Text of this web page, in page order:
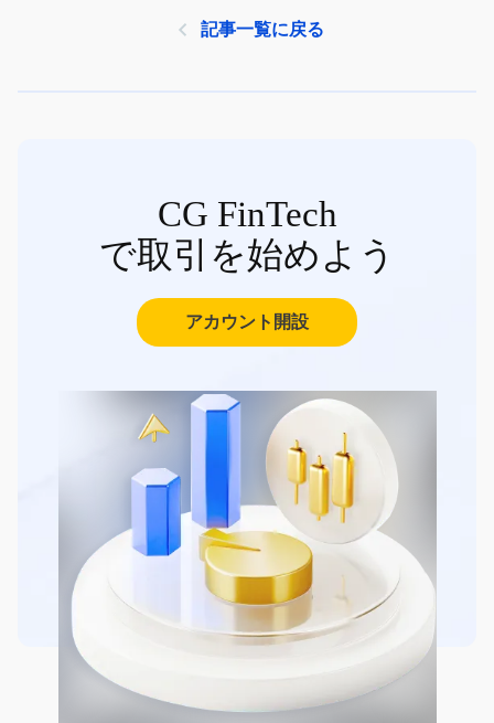
記事一覧に戻る
CG FinTech
で取引を始めよう
アカウント開設